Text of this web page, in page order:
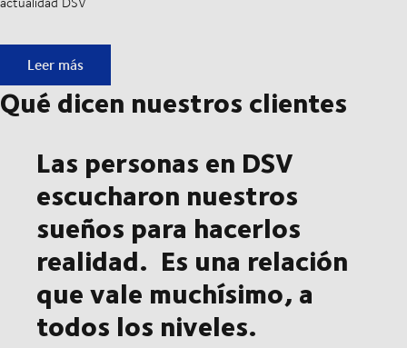
Newsletter DSV
Leer más
Qué dicen nuestros clientes
Las personas en DSV
escucharon nuestros
sueños para hacerlos
realidad. Es una relación
que vale muchísimo, a
todos los niveles.